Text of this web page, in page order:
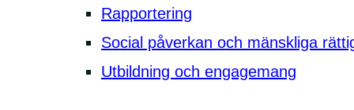
Rapportering
Social påverkan och mänskliga
Utbildning och engagemang